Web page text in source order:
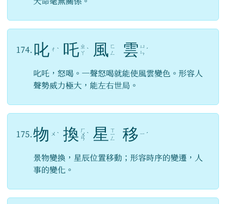
174. 叱 ㄔ ˋ 吒 ㄓ
ㄚ ˋ 風 ㄈ
ㄥ
雲 ㄩ
ㄣ ˊ
叱吒，怒喝。一聲怒喝就能使風雲變色。形容人
聲勢威力極大，能左右世局。
175. 物 ㄨ ˋ 換 ㄏ
ㄨ
ㄢ
ˋ 星 ㄒ
ㄧ
ㄥ 移 ㄧ ˊ
景物變換，星辰位置移動；形容時序的變遷，人
事的變化。